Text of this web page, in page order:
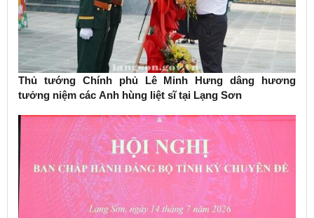
Thủ tướng Chính phủ Lê Minh Hưng dâng hương
tưởng niệm các Anh hùng liệt sĩ tại Lạng Sơn